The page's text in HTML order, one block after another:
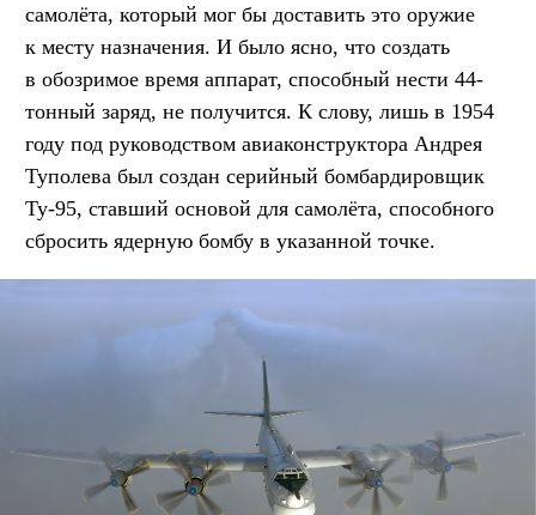
самолёта, который мог бы доставить это оружие
к месту назначения. И было ясно, что создать
в обозримое время аппарат, способный нести 44-
тонный заряд, не получится. К слову, лишь в 1954
году под руководством авиаконструктора Андрея
Туполева был создан серийный бомбардировщик
Ту-95, ставший основой для самолёта, способного
сбросить ядерную бомбу в указанной точке.